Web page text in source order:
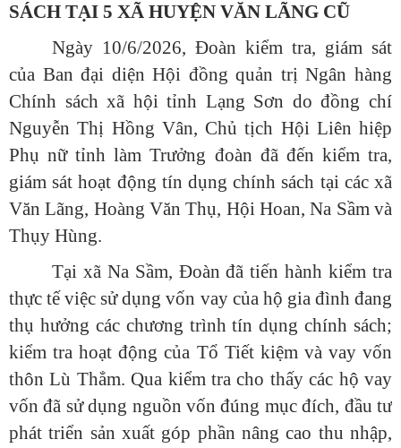
SÁCH TẠI 5 XÃ HUYỆN VĂN LÃNG CŨ
Ngày 10/6/2026, Đoàn kiểm tra, giám sát
của Ban đại diện Hội đồng quản trị Ngân hàng
Chính sách xã hội tỉnh Lạng Sơn do đồng chí
Nguyễn Thị Hồng Vân, Chủ tịch Hội Liên hiệp
Phụ nữ tỉnh làm Trưởng đoàn đã đến kiểm tra,
giám sát hoạt động tín dụng chính sách tại các xã
Văn Lãng, Hoàng Văn Thụ, Hội Hoan, Na Sầm và
Thụy Hùng.
Tại xã Na Sầm, Đoàn đã tiến hành kiểm tra
thực tế việc sử dụng vốn vay của hộ gia đình đang
thụ hưởng các chương trình tín dụng chính sách;
kiểm tra hoạt động của Tổ Tiết kiệm và vay vốn
thôn Lù Thẳm. Qua kiểm tra cho thấy các hộ vay
vốn đã sử dụng nguồn vốn đúng mục đích, đầu tư
phát triển sản xuất góp phần nâng cao thu nhập,